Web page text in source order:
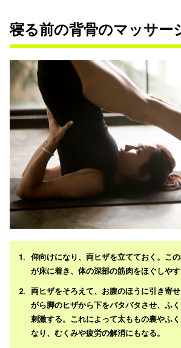
寝る前の背骨のマッサー
仰向けになり、両ヒザを立てておく。こ
が床に着き、体の深部の筋肉をほぐしやす
両ヒザをそろえて、お腹のほうに引き寄
がら脚のヒザから下をバタバタさせ、ふ
刺激する。これによって太ももの裏やふ
なり、むくみや疲労の解消にもなる。